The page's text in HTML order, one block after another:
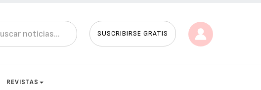
SUSCRIBIRSE GRATIS
REVISTAS